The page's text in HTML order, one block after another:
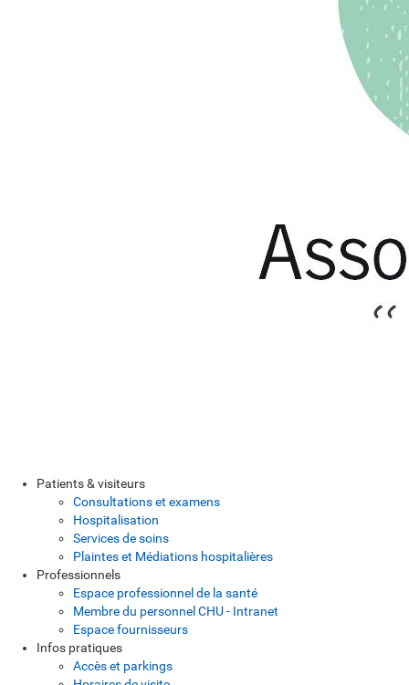
Patients & visiteurs
Consultations et examens
Hospitalisation
Services de soins
Plaintes et Médiations hospitalières
Professionnels
Espace professionnel de la santé
Membre du personnel CHU - Intranet
Espace fournisseurs
Infos pratiques
Accès et parkings